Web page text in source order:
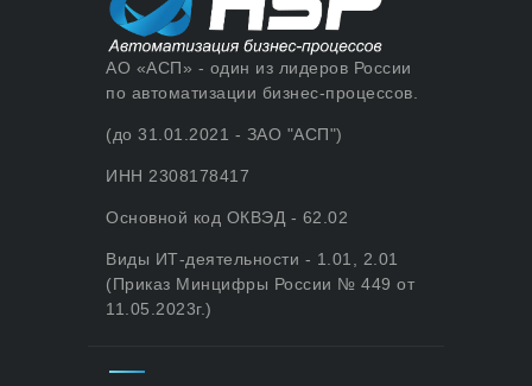
АО «АСП» - один из лидеров России
по автоматизации бизнес-процессов.
(до 31.01.2021 - ЗАО "АСП")
ИНН 2308178417
Основной код ОКВЭД - 62.02
Виды ИТ-деятельности - 1.01, 2.01
(Приказ Минцифры России № 449 от
11.05.2023г.)